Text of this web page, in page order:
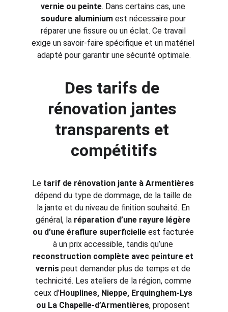
vernie ou peinte. Dans certains cas, une
soudure aluminium est nécessaire pour
réparer une fissure ou un éclat. Ce travail
exige un savoir-faire spécifique et un matériel
adapté pour garantir une sécurité optimale.
Des tarifs de
rénovation jantes
transparents et
compétitifs
Le tarif de rénovation jante à Armentières
dépend du type de dommage, de la taille de
la jante et du niveau de finition souhaité. En
général, la réparation d’une rayure légère
ou d’une éraflure superficielle est facturée
à un prix accessible, tandis qu’une
reconstruction complète avec peinture et
vernis peut demander plus de temps et de
technicité. Les ateliers de la région, comme
ceux d’Houplines, Nieppe, Erquinghem-Lys
ou La Chapelle-d’Armentières, proposent